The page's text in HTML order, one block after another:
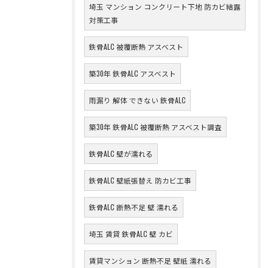
埼玉 マンション コンクリート下地 防カビ結露
対策工事
鉄骨ALC 被覆断熱 アスベスト
築30年 鉄骨ALC アスベスト
雨漏り 解体 できない 鉄骨ALC
築30年 鉄骨ALC 被覆断熱 アスベスト調査
鉄骨ALC 壁が濡れる
鉄骨ALC 壁紙張替え 防カビ工事
鉄骨ALC 断熱不足 壁 濡れる
埼玉 賃貸 鉄骨ALC 壁 カビ
賃貸マンション 断熱不足 壁紙 濡れる